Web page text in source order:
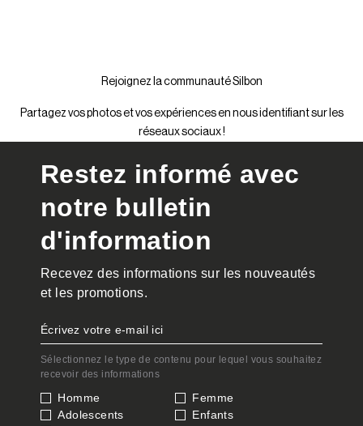
Rejoignez la communauté Silbon
Partagez vos photos et vos expériences en nous identifiant sur les
réseaux sociaux !